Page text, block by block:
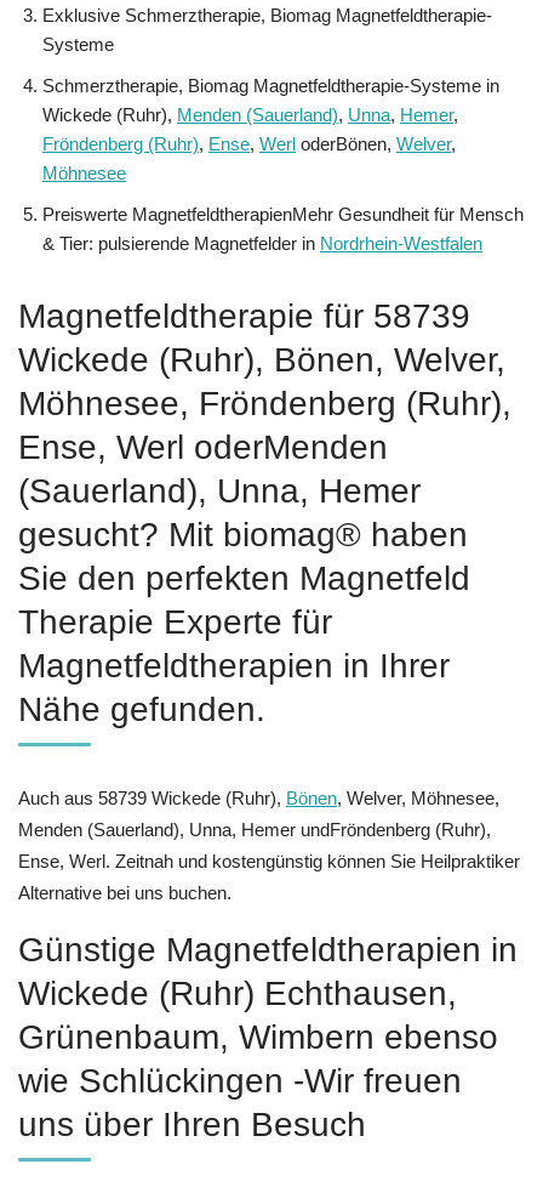
Exklusive Schmerztherapie, Biomag Magnetfeldtherapie-
Systeme
Schmerztherapie, Biomag Magnetfeldtherapie-Systeme in
Wickede (Ruhr), Menden (Sauerland), Unna, Hemer,
Fröndenberg (Ruhr), Ense, Werl oderBönen, Welver,
Möhnesee
Preiswerte MagnetfeldtherapienMehr Gesundheit für Mensch
& Tier: pulsierende Magnetfelder in Nordrhein-Westfalen
Magnetfeldtherapie für 58739
Wickede (Ruhr), Bönen, Welver,
Möhnesee, Fröndenberg (Ruhr),
Ense, Werl oderMenden
(Sauerland), Unna, Hemer
gesucht? Mit biomag® haben
Sie den perfekten Magnetfeld
Therapie Experte für
Magnetfeldtherapien in Ihrer
Nähe gefunden.
Auch aus 58739 Wickede (Ruhr), Bönen, Welver, Möhnesee,
Menden (Sauerland), Unna, Hemer undFröndenberg (Ruhr),
Ense, Werl. Zeitnah und kostengünstig können Sie Heilpraktiker
Alternative bei uns buchen.
Günstige Magnetfeldtherapien in
Wickede (Ruhr) Echthausen,
Grünenbaum, Wimbern ebenso
wie Schlückingen -Wir freuen
uns über Ihren Besuch